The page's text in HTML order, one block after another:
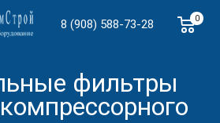
0
8 (908) 588-73-28
фильтры